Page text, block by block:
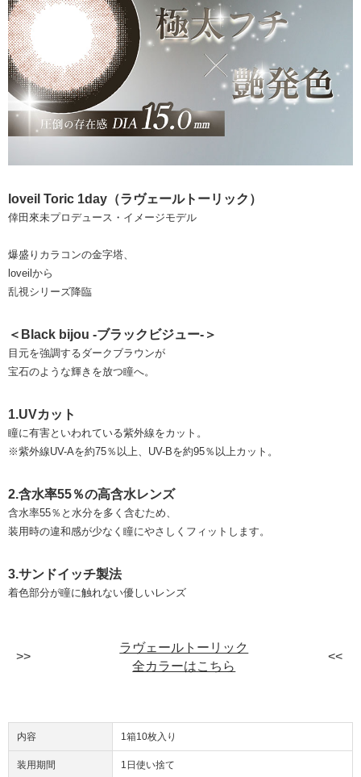
loveil Toric 1day（ラヴェールトーリック）
倖田來未プロデュース・イメージモデル
爆盛りカラコンの金字塔、
loveilから
乱視シリーズ降臨
＜Black bijou -ブラックビジュー-＞
目元を強調するダークブラウンが
宝石のような輝きを放つ瞳へ。
1.UVカット
瞳に有害といわれている紫外線をカット。
※紫外線UV-Aを約75％以上、UV-Bを約95％以上カット。
2.含水率55％の高含水レンズ
含水率55％と水分を多く含むため、
装用時の違和感が少なく瞳にやさしくフィットします。
3.サンドイッチ製法
着色部分が瞳に触れない優しいレンズ
ラヴェールトーリック
全カラーはこちら
内容 1箱10枚入り
装用期間 1日使い捨て